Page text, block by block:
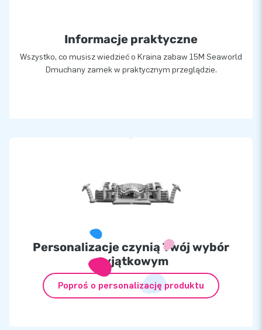
Informacje praktyczne
Wszystko, co musisz wiedzieć o Kraina zabaw 15M Seaworld
Dmuchany zamek w praktycznym przeglądzie.
Personalizacje czynią Twój wybór
wyjątkowym
Poproś o personalizację produktu